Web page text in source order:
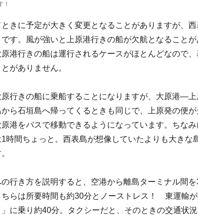
！
きに予定が大きく変更となることがありますが、
す。風が強いと上原港行きの船が欠航となること
港行きの船は運行されるケースがほとんどなので、
がありません。
原行きの船に乗船することになりますが、大原港—
ら石垣島へ帰ってくるときも同じで、上原発の便
港をバスで移動できるようになっています。ちなみ
時間ちょっと。西表島が想像していたよりも大きな
行き方を説明すると、空港から離島ターミナル間
らは所要時間も約30分とノーストレス！ 東運輸
に乗り約40分。タクシーだと、そのときの交通状況